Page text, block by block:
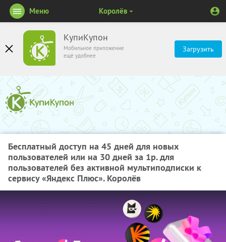
КупиКупон
Мобильное приложение
ещё удобнее
Загрузить
Меню Королёв
Бесплатный доступ на 45 дней для новых
пользователей или на 30 дней за 1р. для
пользователей без активной мультиподписки к
сервису «Яндекс Плюс». Королёв